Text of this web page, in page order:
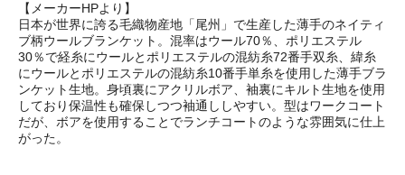
【メーカーHPより】
日本が世界に誇る毛織物産地「尾州」で生産した薄手のネイティ
ブ柄ウールブランケット。混率はウール70％、ポリエステル
30％で経糸にウールとポリエステルの混紡糸72番手双糸、緯糸
にウールとポリエステルの混紡糸10番手単糸を使用した薄手ブラ
ンケット生地。身頃裏にアクリルボア、袖裏にキルト生地を使用
しており保温性も確保しつつ袖通ししやすい。型はワークコート
だが、ボアを使用することでランチコートのような雰囲気に仕上
がった。